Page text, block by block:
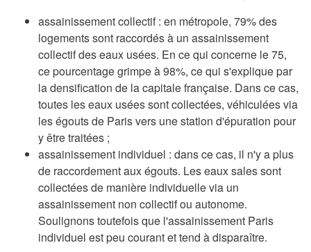
assainissement collectif : en métropole, 79% des
logements sont raccordés à un assainissement
collectif des eaux usées. En ce qui concerne le 75,
ce pourcentage grimpe à 98%, ce qui s'explique par
la densification de la capitale française. Dans ce cas,
toutes les eaux usées sont collectées, véhiculées via
les égouts de Paris vers une station d'épuration pour
y être traitées ;
assainissement individuel : dans ce cas, il n'y a plus
de raccordement aux égouts. Les eaux sales sont
collectées de manière individuelle via un
assainissement non collectif ou autonome.
Soulignons toutefois que l'assainissement Paris
individuel est peu courant et tend à disparaître.